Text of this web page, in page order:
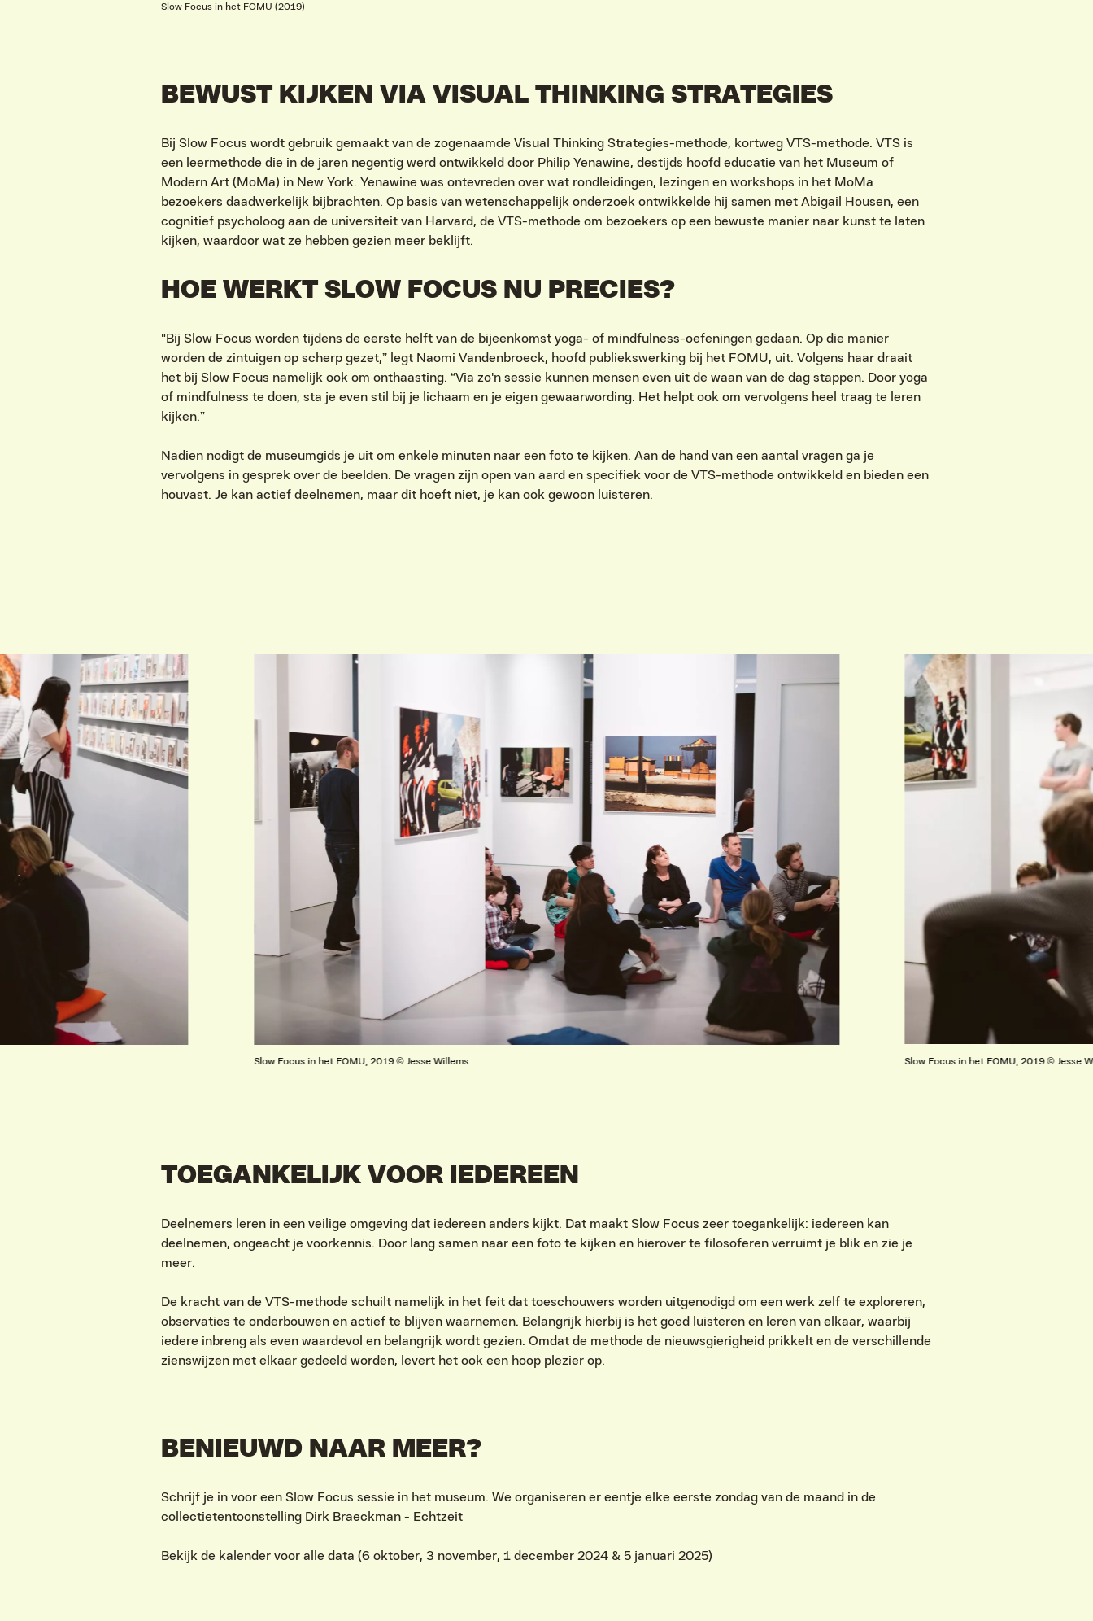
Slow Focus in het FOMU (2019)
BEWUST KIJKEN VIA VISUAL THINKING STRATEGIES
Bij Slow Focus wordt gebruik gemaakt van de zogenaamde Visual Thinking Strategies-methode, kortweg VTS-methode. VTS is
een leermethode die in de jaren negentig werd ontwikkeld door Philip Yenawine, destijds hoofd educatie van het Museum of
Modern Art (MoMa) in New York. Yenawine was ontevreden over wat rondleidingen, lezingen en workshops in het MoMa
bezoekers daadwerkelijk bijbrachten. Op basis van wetenschappelijk onderzoek ontwikkelde hij samen met Abigail Housen, een
cognitief psycholoog aan de universiteit van Harvard, de VTS-methode om bezoekers op een bewuste manier naar kunst te laten
kijken, waardoor wat ze hebben gezien meer beklijft.
HOE WERKT SLOW FOCUS NU PRECIES?
"Bij Slow Focus worden tijdens de eerste helft van de bijeenkomst yoga- of mindfulness-oefeningen gedaan. Op die manier
worden de zintuigen op scherp gezet,” legt Naomi Vandenbroeck, hoofd publiekswerking bij het FOMU, uit. Volgens haar draait
het bij Slow Focus namelijk ook om onthaasting. “Via zo'n sessie kunnen mensen even uit de waan van de dag stappen. Door yoga
of mindfulness te doen, sta je even stil bij je lichaam en je eigen gewaarwording. Het helpt ook om vervolgens heel traag te leren
kijken.”
Nadien nodigt de museumgids je uit om enkele minuten naar een foto te kijken. Aan de hand van een aantal vragen ga je
vervolgens in gesprek over de beelden. De vragen zijn open van aard en specifiek voor de VTS-methode ontwikkeld en bieden een
houvast. Je kan actief deelnemen, maar dit hoeft niet, je kan ook gewoon luisteren.
Slow Focus in het FOMU, 2019 © Jesse Willems Slow Focus in het FOMU, 2019 © Jesse
TOEGANKELIJK VOOR IEDEREEN
Deelnemers leren in een veilige omgeving dat iedereen anders kijkt. Dat maakt Slow Focus zeer toegankelijk: iedereen kan
deelnemen, ongeacht je voorkennis. Door lang samen naar een foto te kijken en hierover te filosoferen verruimt je blik en zie je
meer.
De kracht van de VTS-methode schuilt namelijk in het feit dat toeschouwers worden uitgenodigd om een werk zelf te exploreren,
observaties te onderbouwen en actief te blijven waarnemen. Belangrijk hierbij is het goed luisteren en leren van elkaar, waarbij
iedere inbreng als even waardevol en belangrijk wordt gezien. Omdat de methode de nieuwsgierigheid prikkelt en de verschillende
zienswijzen met elkaar gedeeld worden, levert het ook een hoop plezier op.
BENIEUWD NAAR MEER?
Schrijf je in voor een Slow Focus sessie in het museum. We organiseren er eentje elke eerste zondag van de maand in de
collectietentoonstelling Dirk Braeckman - Echtzeit
Bekijk de kalender voor alle data (6 oktober, 3 november, 1 december 2024 & 5 januari 2025)
VIND EXPO’S, ACTIVITEITEN & INFORMATIE